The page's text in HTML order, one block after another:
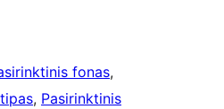
fonas
, Pasirinktinis